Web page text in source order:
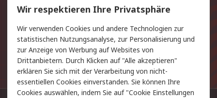
E-Mail-Anschrift
Anmelden
Die personenbezogenen Daten, die Sie uns bei
Anmeldung zur Verfügung stellen, werden gemäß der
Datenschutzerklärungverarbeitet.
Wir respektieren Ihre Privatsphäre
Wir verwenden Cookies und andere Technologien zur
statistischen Nutzungsanalyse, zur Personalisierung und
zur Anzeige von Werbung auf Websites von
Drittanbietern. Durch Klicken auf "Alle akzeptieren"
erklären Sie sich mit der Verarbeitung von nicht-
essentiellen Cookies einverstanden. Sie können Ihre
Cookies auswählen, indem Sie auf "Cookie Einstellungen